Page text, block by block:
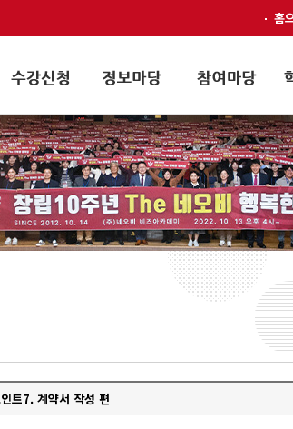
홈
트7. 계약서 작성 편